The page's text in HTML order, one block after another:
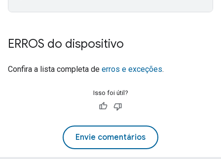
ERROS do dispositivo
Confira a lista completa de erros e exceções.
Isso foi útil?
Envie comentários